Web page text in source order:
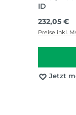
ID
Regulärer
232,05 €
Preise inkl.
Jetzt